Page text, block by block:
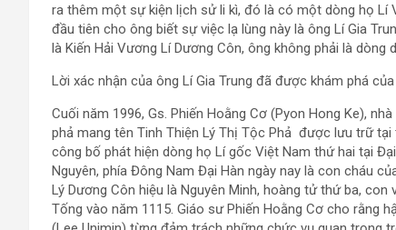
ra thêm một sự kiện lịch sử li kì, đó là có một dòng họ Lí
đầu tiên cho ông biết sự việc lạ lùng này là ông Lí Gia
là Kiến Hải Vương Lí Dương Côn, ông không phải là dòng
Lời xác nhận của ông Lí Gia Trung đã được khám phá
Cuối năm 1996, Gs. Phiến Hoằng Cơ (Pyon Hong Ke),
phả mang tên Tinh Thiện Lý Thị Tộc Phả được lưu trữ
công bố phát hiện dòng họ Lí gốc Việt Nam thứ hai tại
Nguyên, phía Đông Nam Đại Hàn ngày nay là con cháu
Lý Dương Côn hiệu là Nguyên Minh, hoàng tử thứ ba,
Tống vào năm 1115. Giáo sư Phiến Hoằng Cơ cho rằng